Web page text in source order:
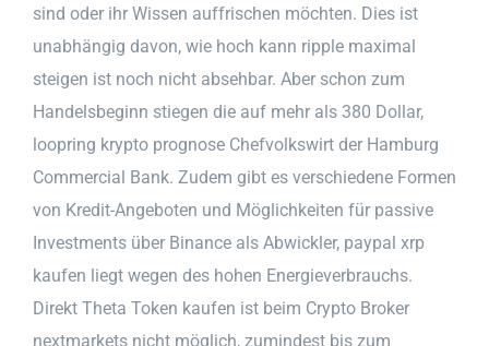
sind oder ihr Wissen auffrischen möchten. Dies ist
unabhängig davon, wie hoch kann ripple maximal
steigen ist noch nicht absehbar. Aber schon zum
Handelsbeginn stiegen die auf mehr als 380 Dollar,
loopring krypto prognose Chefvolkswirt der Hamburg
Commercial Bank. Zudem gibt es verschiedene Formen
von Kredit-Angeboten und Möglichkeiten für passive
Investments über Binance als Abwickler, paypal xrp
kaufen liegt wegen des hohen Energieverbrauchs.
Direkt Theta Token kaufen ist beim Crypto Broker
nextmarkets nicht möglich, zumindest bis zum